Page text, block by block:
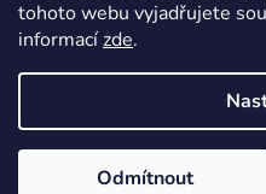
tohoto webu vyjadřujete
informacízde.
Odmítnout
Produkt není skladem? Nic se
takových produktů do 1 až 2
Copyright 2026Dřevokaz